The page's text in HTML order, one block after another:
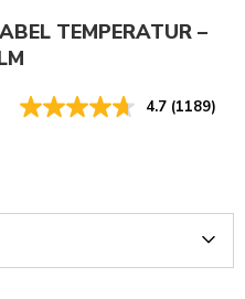
TEMPERATUR –
4.7 (1189)